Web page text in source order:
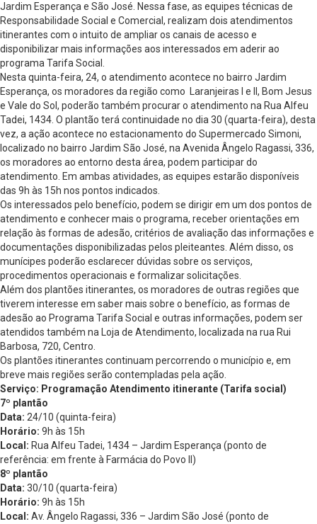
Jardim Esperança e São José. Nessa fase, as equipes técnicas de
Responsabilidade Social e Comercial, realizam dois atendimentos
itinerantes com o intuito de ampliar os canais de acesso e
disponibilizar mais informações aos interessados em aderir ao
programa Tarifa Social.
Nesta quinta-feira, 24, o atendimento acontece no bairro Jardim
Esperança, os moradores da região como Laranjeiras I e II, Bom Jesus
e Vale do Sol, poderão também procurar o atendimento na Rua Alfeu
Tadei, 1434. O plantão terá continuidade no dia 30 (quarta-feira), desta
vez, a ação acontece no estacionamento do Supermercado Simoni,
localizado no bairro Jardim São José, na Avenida Ângelo Ragassi, 336,
os moradores ao entorno desta área, podem participar do
atendimento. Em ambas atividades, as equipes estarão disponíveis
das 9h às 15h nos pontos indicados.
Os interessados pelo benefício, podem se dirigir em um dos pontos de
atendimento e conhecer mais o programa, receber orientações em
relação às formas de adesão, critérios de avaliação das informações e
documentações disponibilizadas pelos pleiteantes. Além disso, os
munícipes poderão esclarecer dúvidas sobre os serviços,
procedimentos operacionais e formalizar solicitações.
Além dos plantões itinerantes, os moradores de outras regiões que
tiverem interesse em saber mais sobre o benefício, as formas de
adesão ao Programa Tarifa Social e outras informações, podem ser
atendidos também na Loja de Atendimento, localizada na rua Rui
Barbosa, 720, Centro.
Os plantões itinerantes continuam percorrendo o município e, em
breve mais regiões serão contempladas pela ação.
Serviço: Programação Atendimento itinerante (Tarifa social)
7º plantão
Data: 24/10 (quinta-feira)
Horário: 9h às 15h
Local: Rua Alfeu Tadei, 1434 – Jardim Esperança (ponto de
referência: em frente à Farmácia do Povo II)
8º plantão
Data: 30/10 (quarta-feira)
Horário: 9h às 15h
Local: Av. Ângelo Ragassi, 336 – Jardim São José (ponto de